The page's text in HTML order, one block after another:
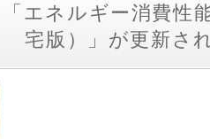
「エネルギー消費性
宅版）」が更新さ